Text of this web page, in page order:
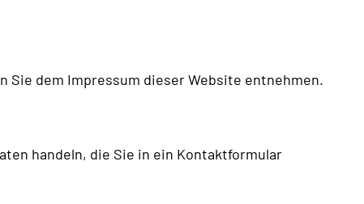
Sie dem Impressum dieser Website entnehmen.
handeln, die Sie in ein Kontaktformular